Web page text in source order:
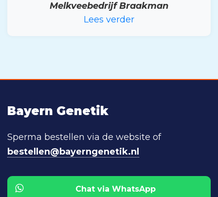
Melkveebedrijf Braakman
Lees verder
Bayern Genetik
Sperma bestellen via de website of
bestellen@bayerngenetik.nl
Chat via WhatsApp